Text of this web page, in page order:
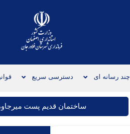
چند رسانه ای دسترسی سریع
ساختمان قدیم پست